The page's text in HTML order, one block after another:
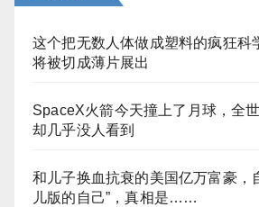
这个把无数人体做成塑料的疯狂科
将被切成薄片展出
SpaceX火箭今天撞上了月球，全
却几乎没人看到
和儿子换血抗衰的美国亿万富豪，
儿版的自己”，真相是……